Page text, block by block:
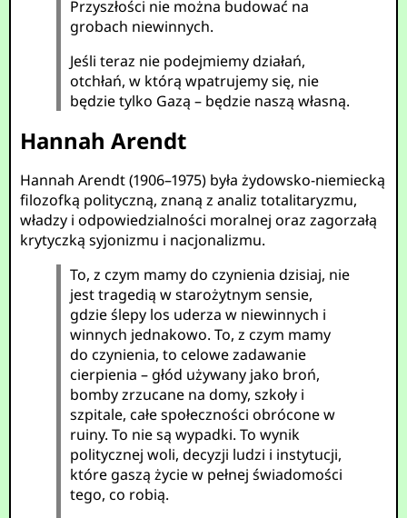
Przyszłości nie można budować na
grobach niewinnych.
Jeśli teraz nie podejmiemy działań,
otchłań, w którą wpatrujemy się, nie
będzie tylko Gazą – będzie naszą własną.
Hannah Arendt
Hannah Arendt (1906–1975) była żydowsko-niemiecką
filozofką polityczną, znaną z analiz totalitaryzmu,
władzy i odpowiedzialności moralnej oraz zagorzałą
krytyczką syjonizmu i nacjonalizmu.
To, z czym mamy do czynienia dzisiaj, nie
jest tragedią w starożytnym sensie,
gdzie ślepy los uderza w niewinnych i
winnych jednakowo. To, z czym mamy
do czynienia, to celowe zadawanie
cierpienia – głód używany jako broń,
bomby zrzucane na domy, szkoły i
szpitale, całe społeczności obrócone w
ruiny. To nie są wypadki. To wynik
politycznej woli, decyzji ludzi i instytucji,
które gaszą życie w pełnej świadomości
tego, co robią.